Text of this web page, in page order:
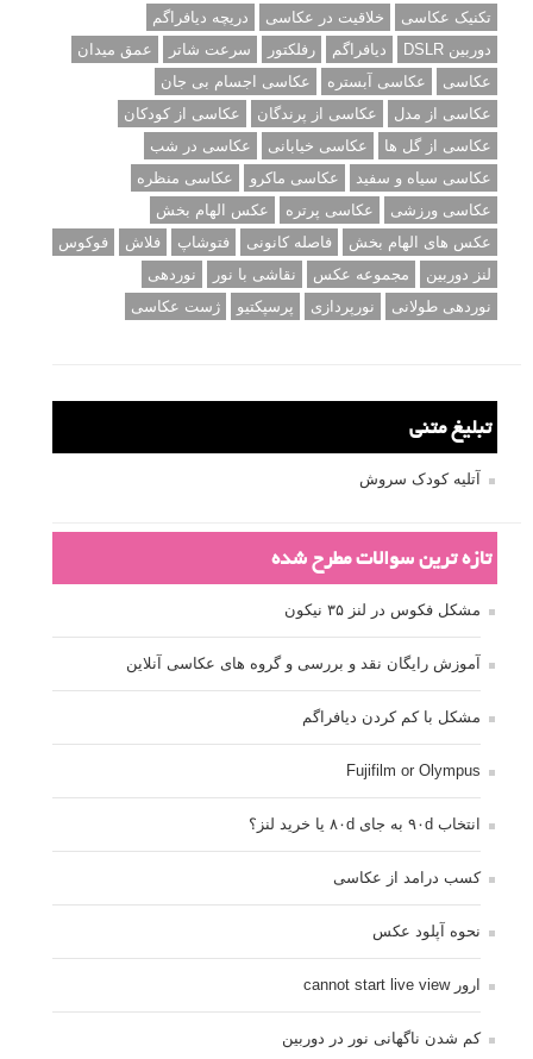
تکنیک عکاسی
خلاقیت در عکاسی
دریچه دیافراگم
دوربین DSLR
دیافراگم رفلکتور سرعت شاتر
عمق میدان
عکاسی
عکاسی آبستره
عکاسی اجسام بی جان
عکاسی از مدل
عکاسی از پرندگان
عکاسی از کودکان
عکاسی از گل ها
عکاسی خیابانی
عکاسی در شب
عکاسی سیاه و سفید
عکاسی ماکرو
عکاسی منظره
عکاسی ورزشی
عکاسی پرتره
عکس الهام بخش
عکس های الهام بخش
فاصله کانونی فتوشاپ فلاش
فوکوس
لنز دوربین
مجموعه عکس نقاشی با نور
نوردهی
نوردهی طولانی
نورپردازی پرسپکتیو ژست عکاسی
تبلیغ متنی
آتلیه کودک سروش
تازه ترین سوالات مطرح شده
مشکل فکوس در لنز ۳۵ نیکون
آموزش رایگان نقد و بررسی و گروه های عکاسی آنلاین
مشکل با کم کردن دیافراگم
Fujifilm or Olympus
انتخاب ۹۰d به جای ۸۰d یا خرید لنز؟
کسب درامد از عکاسی
نحوه آپلود عکس
ارور cannot start live view
کم شدن ناگهانی نور در دوربین